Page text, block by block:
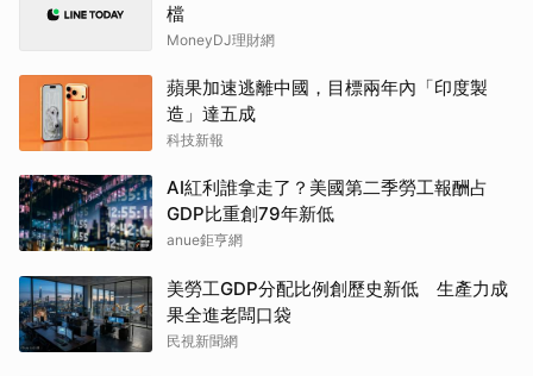
檔
MoneyDJ理財網
蘋果加速逃離中國，目標兩年內「印度製
造」達五成
科技新報
AI紅利誰拿走了？美國第二季勞工報酬占
GDP比重創79年新低
anue鉅亨網
美勞工GDP分配比例創歷史新低 生產力成
果全進老闆口袋
民視新聞網